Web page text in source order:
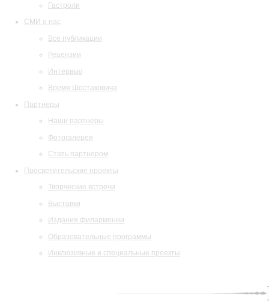
Гастроли
СМИ о нас
Все публикации
Рецензии
Интервью
Время Шостаковича
Партнеры
Наши партнеры
Фотогалерея
Стать партнером
Просветительские проекты
Творческие встречи
Выставки
Издания филармонии
Образовательные программы
Инклюзивные и специальные проекты